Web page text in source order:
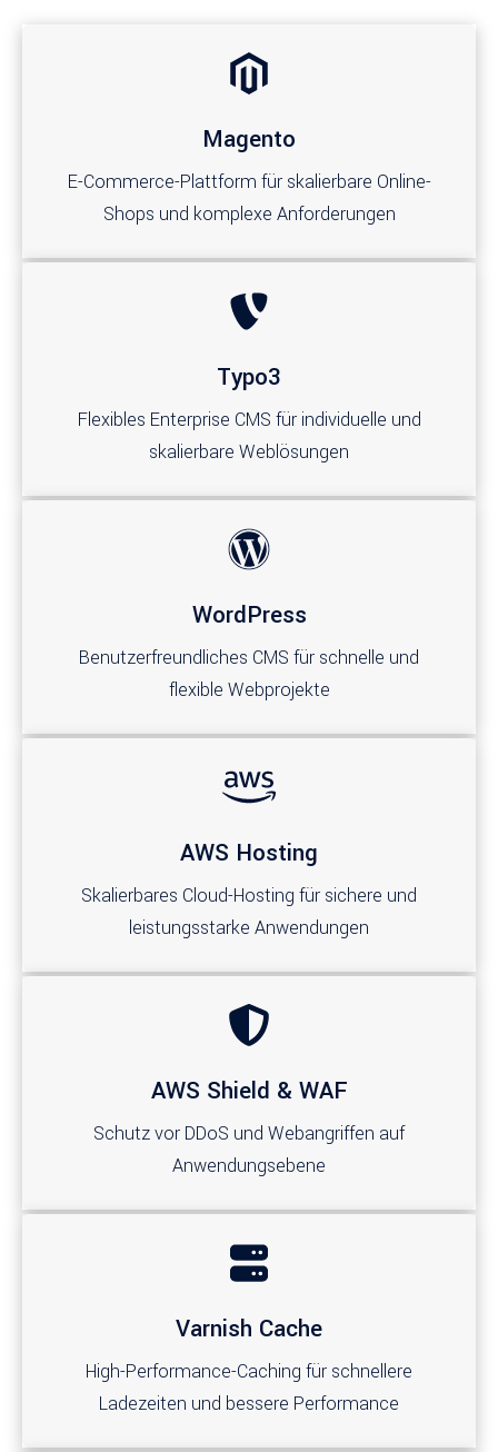
Magento
E-Commerce-Plattform für skalierbare Online-
Shops und komplexe Anforderungen
Typo3
Flexibles Enterprise CMS für individuelle und
skalierbare Weblösungen
WordPress
Benutzerfreundliches CMS für schnelle und
flexible Webprojekte
AWS Hosting
Skalierbares Cloud-Hosting für sichere und
leistungsstarke Anwendungen
AWS Shield & WAF
Schutz vor DDoS und Webangriffen auf
Anwendungsebene
Varnish Cache
High-Performance-Caching für schnellere
Ladezeiten und bessere Performance